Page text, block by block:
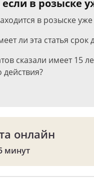
в розыске
в розыске уже
ли эта статья срок
сказали имеет 15
действия?
онлайн
минут